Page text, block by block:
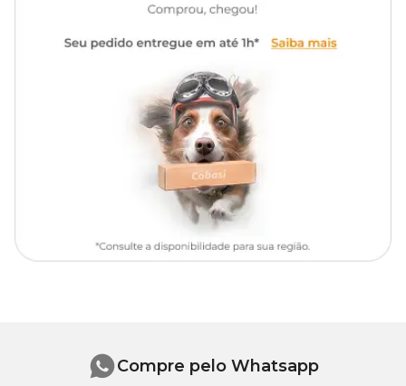
Água, Amida 80, Lauril Éter
Propilbetaína, Isotiazolinona,
Acético Dissódico, Cloreto de
Sódio, Glicerina, Forestall,
Essência
Molhe completamente a pelagem do animal, protegendo os olhos,
fazer espuma e espalhe por todo o corpo. Massageie durante
alguns minutos e enxague. Se necessário, repita a operação e
Importante verificar se não ficou nenhum resíduo do produto no
animal do contrário o pet poderá apresentar alergia e irritações na
Água, Amida 80, Lauril Éter Sulfato de Sódio, Cocoamido
Compre pelo Whatsapp